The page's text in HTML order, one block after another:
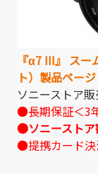
『α7 III』 ス
ト）製品ページ
ソニーストア販
●長期保証＜3
●ソニーストア
●提携カード決